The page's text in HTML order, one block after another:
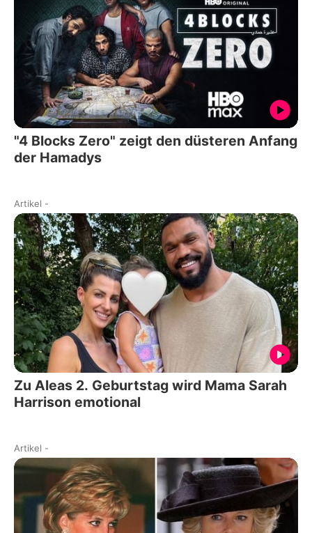
"4 Blocks Zero" zeigt den düsteren Anfang
der Hamadys
Artikel -
Zu Aleas 2. Geburtstag wird Mama Sarah
Harrison emotional
Artikel -